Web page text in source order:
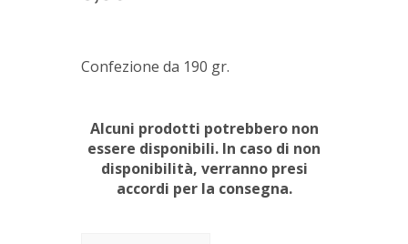
Confezione da 190 gr.
Alcuni prodotti potrebbero non
essere disponibili. In caso di non
disponibilità, verranno presi
accordi per la consegna.